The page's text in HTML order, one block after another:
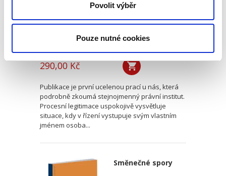
Povolit výběr
Pouze nutné cookies
290,00 Kč
Publikace je první ucelenou prací u nás, která
podrobně zkoumá stejnojmenný právní institut.
Procesní legitimace uspokojivě vysvětluje
situace, kdy v řízení vystupuje svým vlastním
jménem osoba...
Směnečné spory